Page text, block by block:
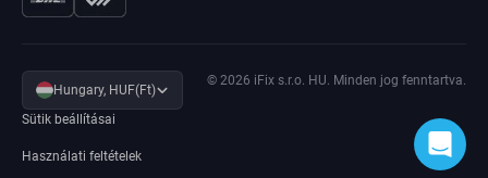
Hungary, HUF(Ft)
Sütik beállításai
Használati feltételek
© 2026 iFix s.r.o. HU. Minden jog fenntartva.